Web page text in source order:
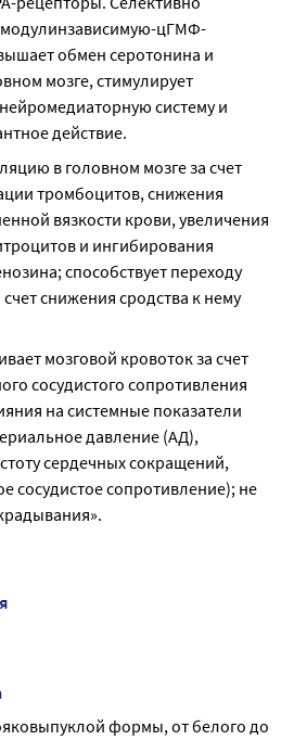
цГМФ-
обмен серотонина и
мозге, стимулирует
систему и
действие.
в головном мозге за счет
тромбоцитов, снижения
вязкости крови, увеличения
и ингибирования
способствует переходу
снижения сродства к нему
мозговой кровоток за счет
сосудистого сопротивления
на системные показатели
давление (АД),
сердечных сокращений,
сосудистое сопротивление); не
формы, от белого до